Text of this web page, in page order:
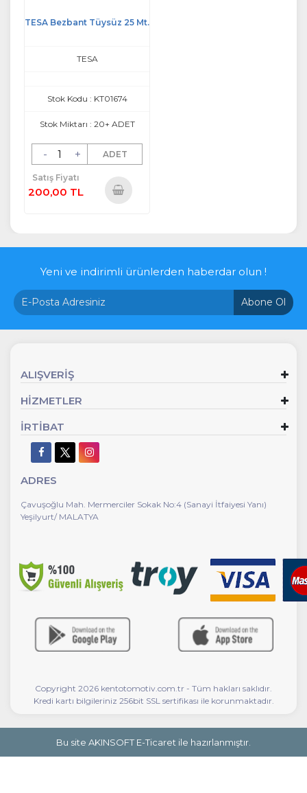
TESA Bezbant Tüysüz 25 Mt.
TESA
Stok Kodu : KT01674
Stok Miktarı : 20+ ADET
- + ADET
Satış Fiyatı
200,00 TL
Yeni ve indirimli ürünlerden haberdar olun !
Abone Ol
ALIŞVERİŞ
HİZMETLER
İRTİBAT
ADRES
Çavuşoğlu Mah. Mermerciler Sokak No:4 (Sanayi İtfaiyesi Yanı)
Yeşilyurt/ MALATYA
Copyright 2026 kentotomotiv.com.tr - Tüm hakları saklıdır.
Kredi kartı bilgileriniz 256bit SSL sertifikası ile korunmaktadır.
Bu site AKINSOFT E-Ticaret ile hazırlanmıştır.